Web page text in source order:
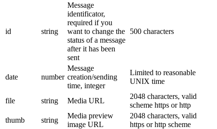
id string
Message
identificator,
required if you
want to change the
status of a message
after it has been
sent
500 characters
date number
Message
creation/sending
time, integer
Limited to reasonable
UNIX time
file string Media URL
2048 characters, valid
scheme https or http
thumb
string
Media preview
image URL
2048 characters, valid
https or http scheme